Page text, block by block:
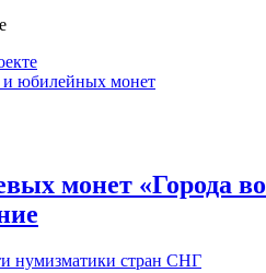
юбилейных монет
монет «Города
нумизматики стран СНГ